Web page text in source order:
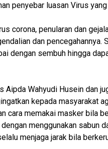
penyebar luasan Virus
corona, penularan dan
dan pencegahannya.
dengan sembuh hingga
Aipda Wahyudi Husein dan
kepada masyarakat
cara memakai masker bila
menggunakan sabun
menjaga jarak bila